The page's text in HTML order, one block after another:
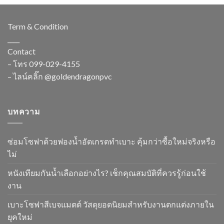
Term & Condition
Contact
– โทร 099-029-4155
– ไลน์คลิ๊ก @goldendragonpvc
บทความ
ซ่อมโซฟาด้วยฟองน้ำอัดเกรดทำเบาะ คุ้มกว่าซื้อใหม่จริงหรือ
ไม่
หนังเทียมกันน้ำเลือกอย่างไร? เช็กคุณสมบัติที่ควรรู้ก่อนใช้
งาน
เบาะโซฟาสีเบจแมตต์ วัสดุยอดนิยมสำหรับงานตกแต่งภายใน
ยุคใหม่